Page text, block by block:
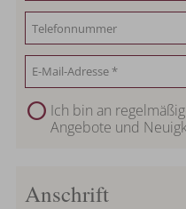
Ich bin an
Angebote und
Anschrift